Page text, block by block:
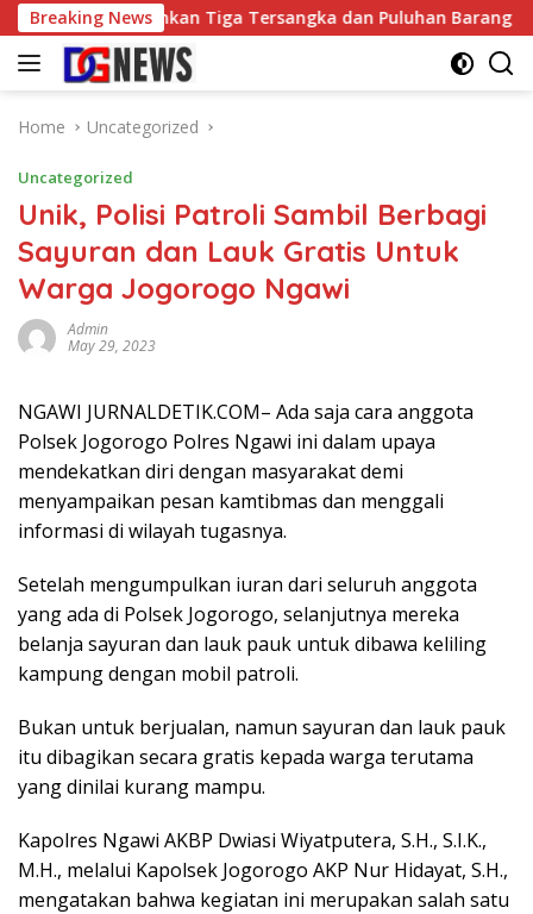
Skip
to
content
Breaking News
Polisi Amankan Tiga Tersangka dan Puluhan Barang Bukti
Home Uncategorized
Uncategorized
Unik, Polisi Patroli Sambil Berbagi
Sayuran dan Lauk Gratis Untuk
Warga Jogorogo Ngawi
Admin
May 29, 2023
NGAWI JURNALDETIK.COM– Ada saja cara anggota
Polsek Jogorogo Polres Ngawi ini dalam upaya
mendekatkan diri dengan masyarakat demi
menyampaikan pesan kamtibmas dan menggali
informasi di wilayah tugasnya.
Setelah mengumpulkan iuran dari seluruh anggota
yang ada di Polsek Jogorogo, selanjutnya mereka
belanja sayuran dan lauk pauk untuk dibawa keliling
kampung dengan mobil patroli.
Bukan untuk berjualan, namun sayuran dan lauk pauk
itu dibagikan secara gratis kepada warga terutama
yang dinilai kurang mampu.
Kapolres Ngawi AKBP Dwiasi Wiyatputera, S.H., S.I.K.,
M.H., melalui Kapolsek Jogorogo AKP Nur Hidayat, S.H.,
mengatakan bahwa kegiatan ini merupakan salah satu